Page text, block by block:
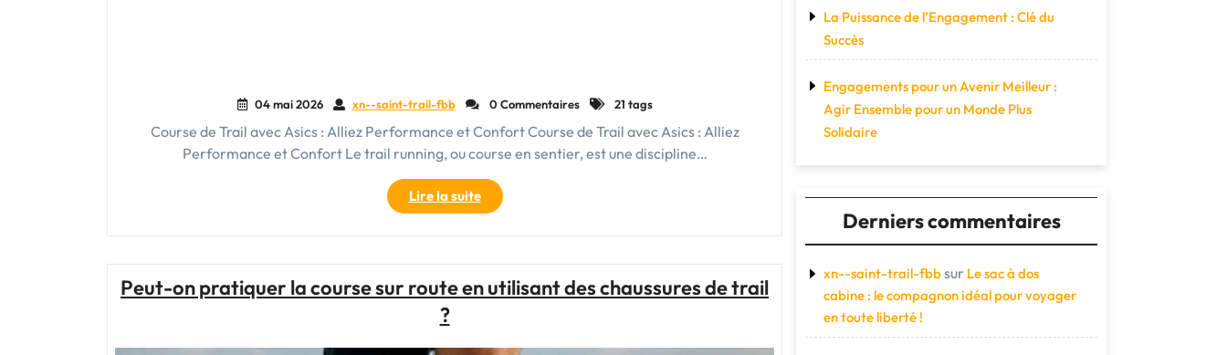
04 mai 2026 xn--saint-trail-fbb 0 Commentaires 21 tags
Course de Trail avec Asics : Alliez Performance et Confort Course de Trail avec Asics : Alliez
Performance et Confort Le trail running, ou course en sentier, est une discipline…
Lire la suite"Découvrez
l’Excellence
du
avec
Peut-on pratiquer la course sur route en utilisant des chaussures de trail
?
La Puissance de l’Engagement : Clé du
Succès
Engagements pour un Avenir Meilleur :
Agir Ensemble pour un Monde Plus
Solidaire
Derniers commentaires
xn--saint-trail-fbbsur Le sac à dos
cabine : le compagnon idéal pour voyager
en toute liberté !